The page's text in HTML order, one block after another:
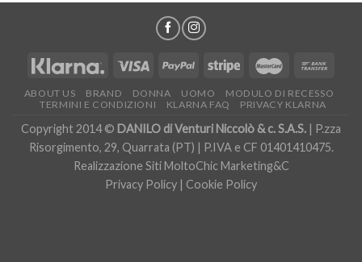
ABOUT US BRAND DONNA UOMO
MODULO DI RECESSO
TERMINI E CONDIZIONI
KLARNA FAQ PRIVACY KLARNA
Copyright 2014 © DANILO di Venturi Niccolò & c. S.A.S. | P.zza
Risorgimento, 29, Quarrata (PT) | P.IVA e CF 01401410475.
Realizzazione Siti MoltoChic Marketing&C
Privacy Policy | Cookie Policy